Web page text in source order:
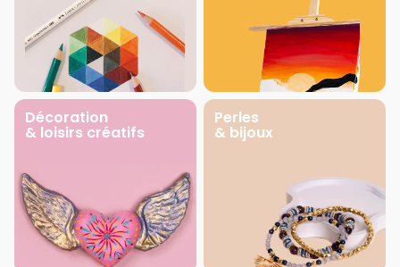
Décoration
& loisirs créatifs
Perles
& bijoux